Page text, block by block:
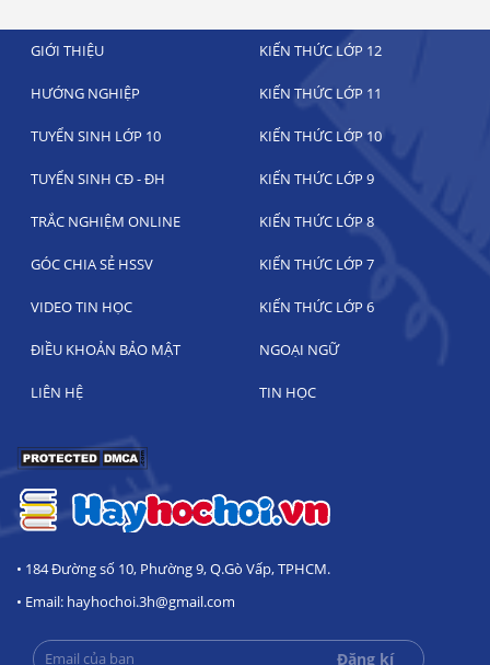
GIỚI THIỆU KIẾN THỨC LỚP 12
HƯỚNG NGHIỆP KIẾN THỨC LỚP 11
TUYỂN SINH LỚP 10 KIẾN THỨC LỚP 10
TUYỂN SINH CĐ - ĐH KIẾN THỨC LỚP 9
TRẮC NGHIỆM ONLINE KIẾN THỨC LỚP 8
GÓC CHIA SẺ HSSV KIẾN THỨC LỚP 7
VIDEO TIN HỌC KIẾN THỨC LỚP 6
ĐIỀU KHOẢN BẢO MẬT NGOẠI NGỮ
LIÊN HỆ TIN HỌC
• 184 Đường số 10, Phường 9, Q.Gò Vấp, TPHCM.
• Email: hayhochoi.3h@gmail.com